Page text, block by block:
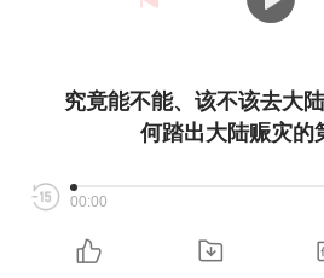
究竟能不能、该不该去大
何踏出大陆赈灾的
00:00